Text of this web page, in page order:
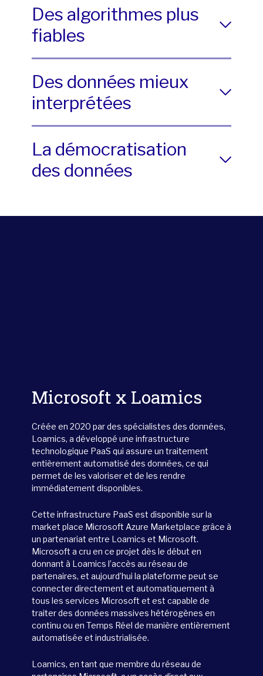
Des algorithmes plus
fiables
Des données mieux
interprétées
La démocratisation
des données
Microsoft x Loamics
Créée en 2020 par des spécialistes des données,
Loamics, a développé une infrastructure
technologique PaaS qui assure un traitement
entièrement automatisé des données, ce qui
permet de les valoriser et de les rendre
immédiatement disponibles.
Cette infrastructure PaaS est disponible sur la
market place Microsoft Azure Marketplace grâce à
un partenariat entre Loamics et Microsoft.
Microsoft a cru en ce projet dès le début en
donnant à Loamics l’accès au réseau de
partenaires, et aujourd’hui la plateforme peut se
connecter directement et automatiquement à
tous les services Microsoft et est capable de
traiter des données massives hétérogènes en
continu ou en Temps Réel de manière entièrement
automatisée et industrialisée.
Loamics, en tant que membre du réseau de